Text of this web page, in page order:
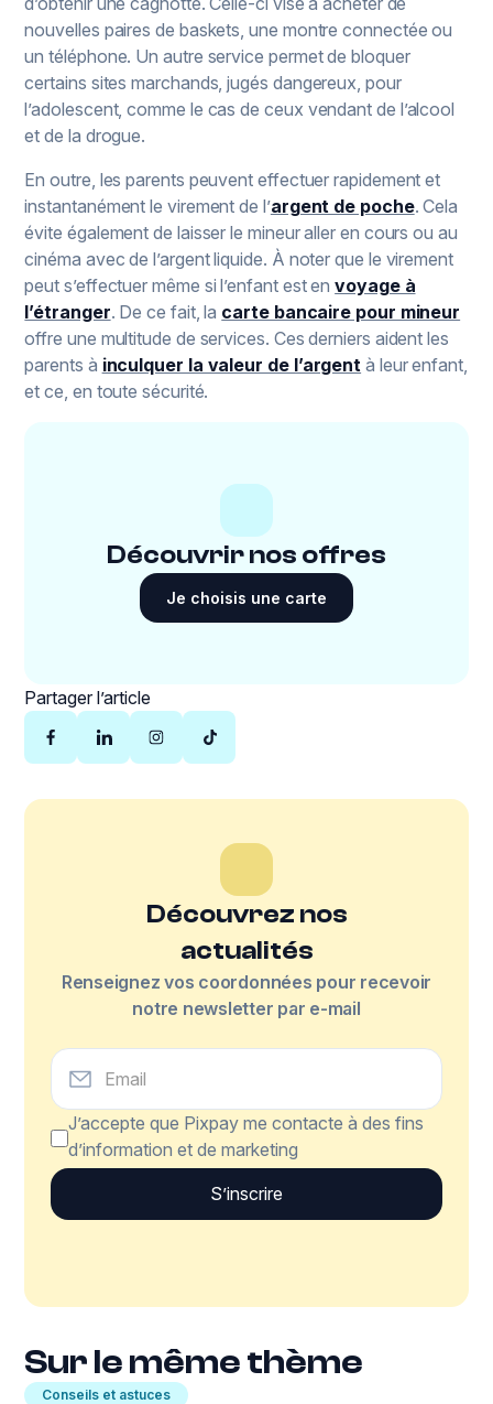
Découvrir nos offres
Je choisis une carte
Partager l’article
nouvelles paires de baskets, une montre connectée ou
un téléphone. Un autre service permet de bloquer
certains sites marchands, jugés dangereux, pour
l’adolescent, comme le cas de ceux vendant de l’alcool
et de la drogue.
En outre, les parents peuvent effectuer rapidement et
instantanément le virement de l’argent de poche. Cela
évite également de laisser le mineur aller en cours ou au
cinéma avec de l’argent liquide. À noter que le virement
peut s’effectuer même si l’enfant est envoyage à
l’étranger. De ce fait, la carte bancaire pour mineur
offre une multitude de services. Ces derniers aident les
parents à inculquer la valeur de l’argent à leur enfant,
et ce, en toute sécurité.
Découvrez nos
actualités
Renseignez vos coordonnées pour recevoir
notre newsletter par e-mail
J’accepte que Pixpay me contacte à des fins
d’information et de marketing
Sur le même thème
Conseils et astuces